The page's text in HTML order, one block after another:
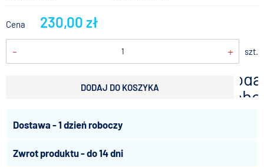
Cena 230,00 zł
- + szt.
DODAJ DO KOSZYKA
Dostawa - 1 dzień roboczy
Zwrot produktu - do 14 dni